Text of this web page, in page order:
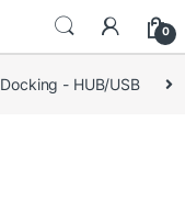
0
Docking - HUB/USB